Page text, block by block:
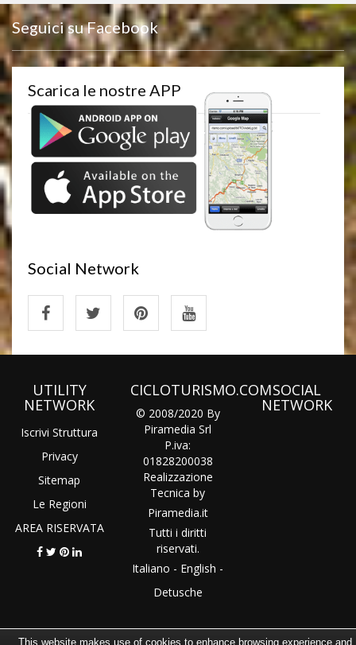
Seguici su Facebook
Scarica le nostre APP
Social Network
UTILITY
NETWORK
Iscrivi Struttura
Privacy
Sitemap
Le Regioni
AREA RISERVATA
CICLOTURISMO.COM
© 2008/2020 By
Piramedia Srl
P.iva:
01828200038
Realizzazione
Tecnica by
Piramedia.it
Tutti i diritti
riservati.
Italiano - English -
Detusche
SOCIAL
NETWORK
This website makes use of cookies to enhance browsing experience and